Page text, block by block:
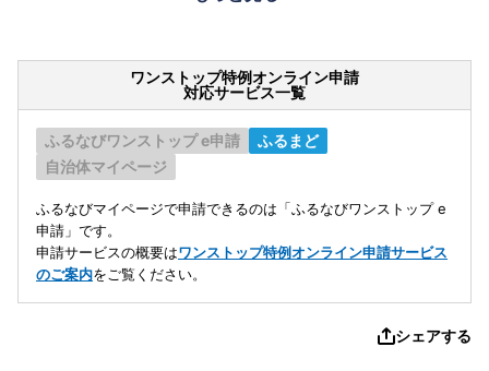
ワンストップ特例オンライン申請
対応サービス一覧
ふるなびワンストップ e申請
ふるまど
自治体マイページ
ふるなびマイページで申請できるのは「ふるなびワンストップ e
申請」です。
申請サービスの概要はワンストップ特例オンライン申請サービス
のご案内をご覧ください。
シェアする